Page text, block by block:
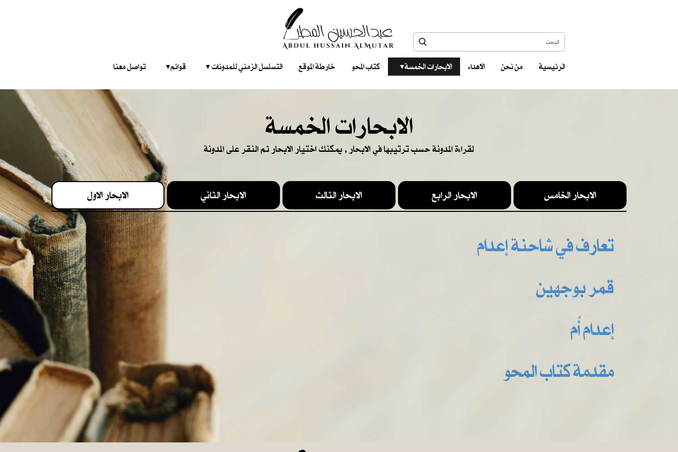
الرئيسية من نحن الاهداء الابحارات الخمسة ‎ ‎ ‎ كتاب المحو خارطة الموقع التسلسل الزمني للمدونات‎ ‎ ‎ ‎ ‎ قوائم‎ ‎ ‎ ‎ تواصل معنا
الابحارات الخمسة
لقراءة المدونة حسب ترتيبها في الابحار , يمكنك اختيار الابحار ثم النقر على المدونة
الابحار الاول الابحار الثاني الابحار الثالث الابحار الرابع الابحار الخامس
تعارف في شاحنة إعدام
قمر بوجهين
إعدام أُم
مقدمة كتاب المحو